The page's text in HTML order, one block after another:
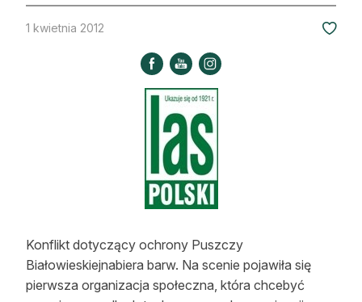
Kultura i historia
Leśnik na zakupach
Edukacja
Lasy prywatne
1 kwietnia 2012
Konflikt dotyczący ochrony Puszczy
Białowieskiejnabiera barw. Na scenie pojawiła się
pierwsza organizacja społeczna, która chcebyć